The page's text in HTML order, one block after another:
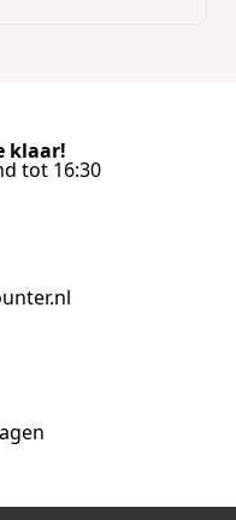
klaar!
tot 16:30